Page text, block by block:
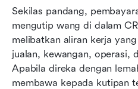
Sekilas pandang,
mengutip wang di dalam
melibatkan aliran kerja
jualan, kewangan, operasi,
Apabila direka dengan
membawa kepada kutipan